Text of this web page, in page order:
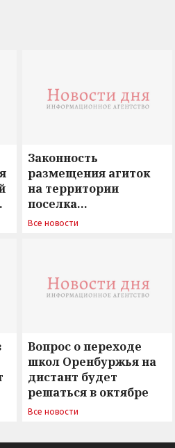
Законность
размещения агиток
на территории
поселка
Новосергиевка
Все новости
Вопрос о переходе
школ Оренбуржья на
дистант будет
решаться в октябре
Все новости